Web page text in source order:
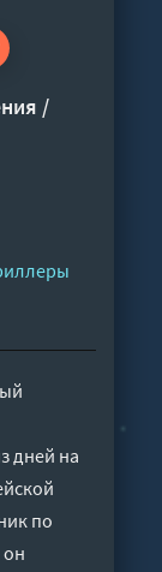
/
дней на
по
он